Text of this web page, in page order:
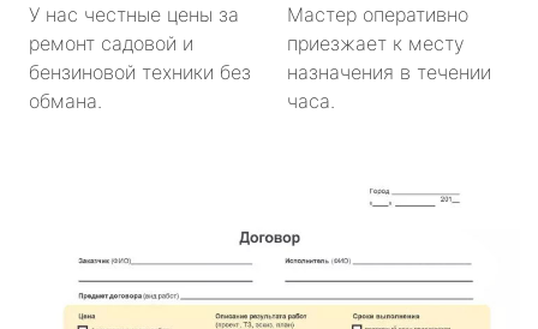
У нас честные цены за
ремонт садовой и
бензиновой техники без
обмана.
Мастер оперативно
приезжает к месту
назначения в течении
часа.